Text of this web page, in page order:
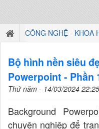
CÔNG NGHỆ - KHOA
Bộ hình nền siêu
Powerpoint - Phần
Thứ năm - 14/03/2024 22:25
Background
chuyên nghiệp để